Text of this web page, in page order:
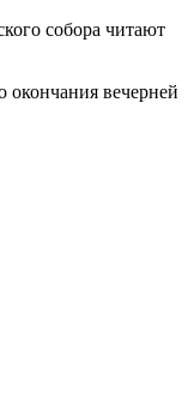
собора читают
окончания вечерней